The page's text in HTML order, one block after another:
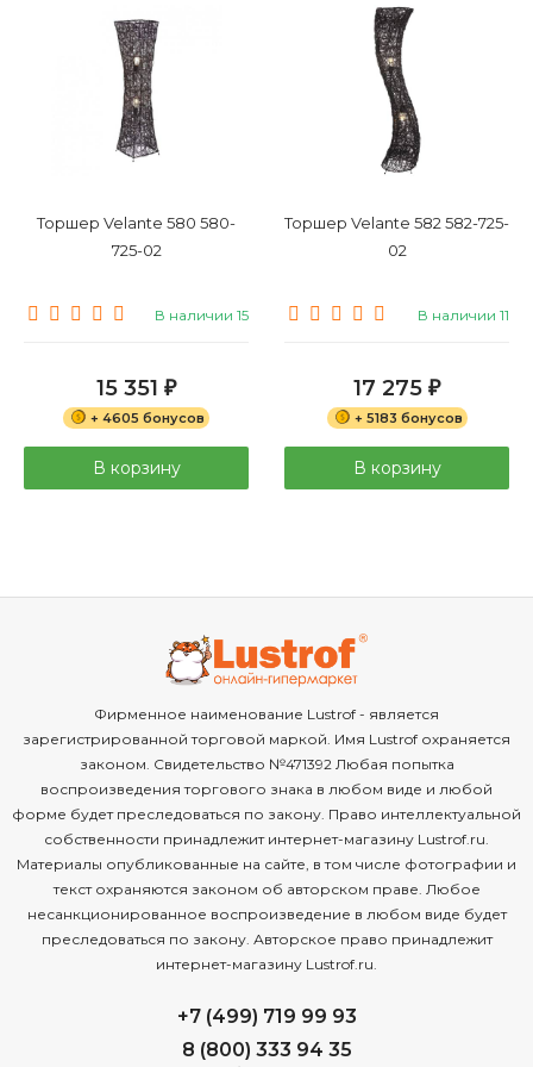
Большие
Торшер Velante 580 580-
725-02
В наличии 15
15 351 ₽
+ 4605 бонусов
В корзину
Торшер Velante 582 582-725-
02
В наличии 11
17 275 ₽
+ 5183 бонусов
В корзину
Фирменное наименование Lustrof - является
зарегистрированной торговой маркой. Имя Lustrof охраняется
законом. Свидетельство №471392 Любая попытка
воспроизведения торгового знака в любом виде и любой
форме будет преследоваться по закону. Право интеллектуальной
собственности принадлежит интернет-магазину Lustrof.ru.
Материалы опубликованные на сайте, в том числе фотографии и
текст охраняются законом об авторском праве. Любое
несанкционированное воспроизведение в любом виде будет
преследоваться по закону. Авторское право принадлежит
интернет-магазину Lustrof.ru.
+7 (499) 719 99 93
8 (800) 333 94 35